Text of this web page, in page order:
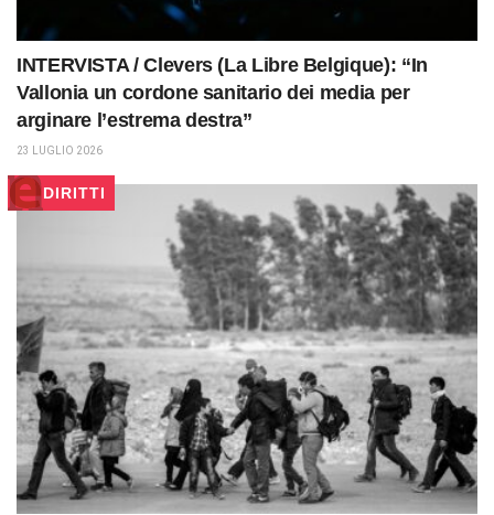
INTERVISTA / Clevers (La Libre Belgique): “In
Vallonia un cordone sanitario dei media per
arginare l’estrema destra”
23 LUGLIO 2026
DIRITTI